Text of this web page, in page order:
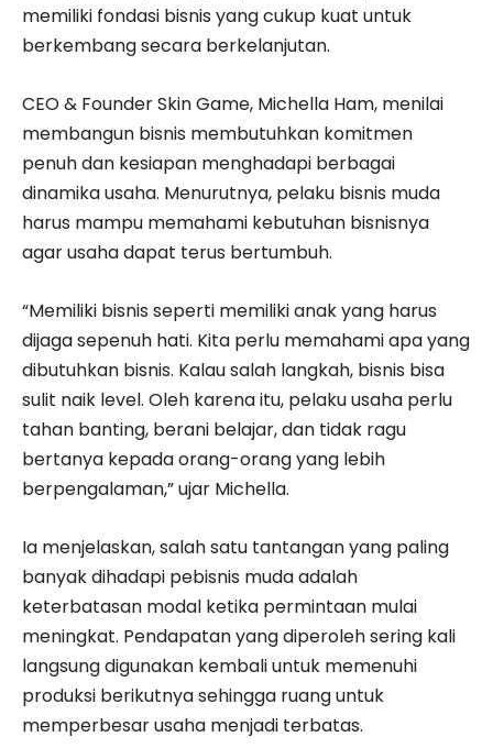
memiliki fondasi bisnis yang cukup kuat untuk
berkembang secara berkelanjutan.
CEO & Founder Skin Game, Michella Ham, menilai
membangun bisnis membutuhkan komitmen
penuh dan kesiapan menghadapi berbagai
dinamika usaha. Menurutnya, pelaku bisnis muda
harus mampu memahami kebutuhan bisnisnya
agar usaha dapat terus bertumbuh.
“Memiliki bisnis seperti memiliki anak yang harus
dijaga sepenuh hati. Kita perlu memahami apa yang
dibutuhkan bisnis. Kalau salah langkah, bisnis bisa
sulit naik level. Oleh karena itu, pelaku usaha perlu
tahan banting, berani belajar, dan tidak ragu
bertanya kepada orang-orang yang lebih
berpengalaman,” ujar Michella.
Ia menjelaskan, salah satu tantangan yang paling
banyak dihadapi pebisnis muda adalah
keterbatasan modal ketika permintaan mulai
meningkat. Pendapatan yang diperoleh sering kali
langsung digunakan kembali untuk memenuhi
produksi berikutnya sehingga ruang untuk
memperbesar usaha menjadi terbatas.